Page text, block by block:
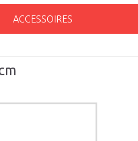
ACCESSOIRES